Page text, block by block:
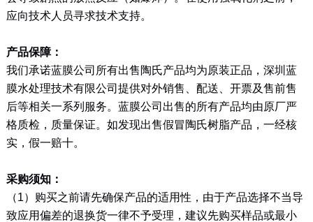
应向技术人员寻求技术支持。
产品保障：
我们承诺蓝膜公司所有出售陶氏产品均为原装正品，深圳蓝
膜水处理技术有限公司提供对外销售、配送、开票及售前售
后等相关一系列服务。蓝膜公司出售的所有产品均由原厂严
格质检，质量保证。如发现出售假冒陶氏树脂产品，一经核
实，假一赔十。
采购须知：
（1）购买之前请先确保产品的适用性，由于产品选择不当导
致应用偏差的退换货一律不予受理，建议先购买样品或最小